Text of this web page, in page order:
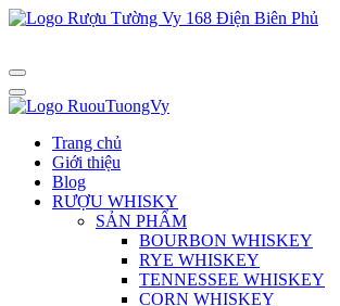
Trang chủ
Giới thiệu
Blog
RƯỢU WHISKY
SẢN PHẨM
BOURBON WHISKEY
RYE WHISKEY
TENNESSEE WHISKEY
CORN WHISKEY